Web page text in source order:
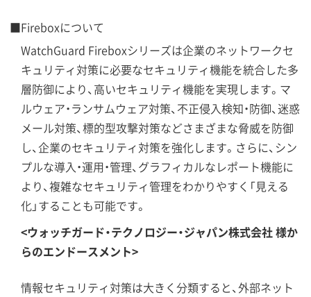
■Fireboxについて
WatchGuard Fireboxシリーズは企業のネットワークセ
キュリティ対策に必要なセキュリティ機能を統合した多
層防御により、高いセキュリティ機能を実現します。マ
ルウェア・ランサムウェア対策、不正侵入検知・防御、迷惑
メール対策、標的型攻撃対策などさまざまな脅威を防御
し、企業のセキュリティ対策を強化します。さらに、シン
プルな導入・運用・管理、グラフィカルなレポート機能に
より、複雑なセキュリティ管理をわかりやすく「見える
化」することも可能です。
<ウォッチガード・テクノロジー・ジャパン株式会社 様か
らのエンドースメント>
情報セキュリティ対策は大きく分類すると、外部ネット